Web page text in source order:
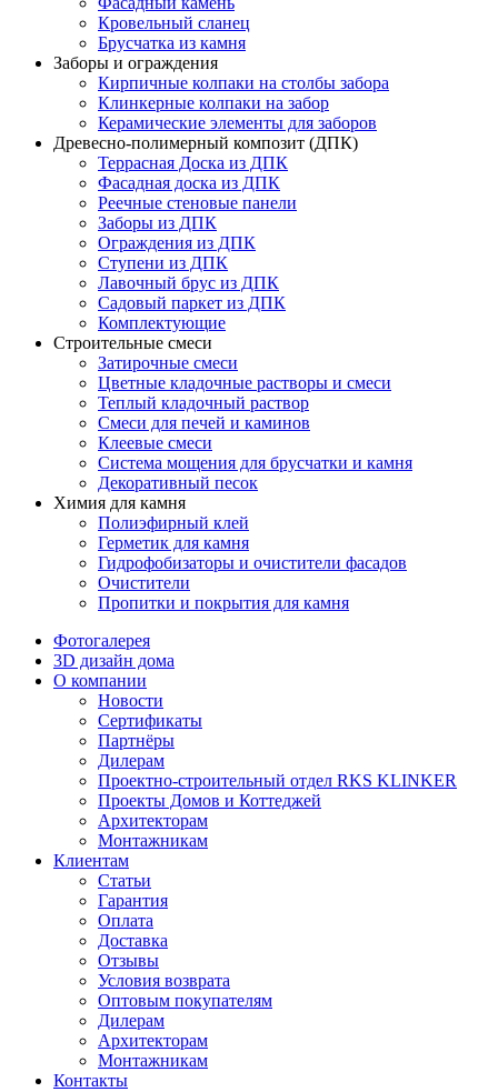
Кровельный сланец
Брусчатка из камня
Заборы и ограждения
Кирпичные колпаки на столбы забора
Клинкерные колпаки на забор
Керамические элементы для заборов
Древесно-полимерный композит (ДПК)
Террасная Доска из ДПК
Фасадная доска из ДПК
Реечные стеновые панели
Заборы из ДПК
Ограждения из ДПК
Ступени из ДПК
Лавочный брус из ДПК
Садовый паркет из ДПК
Комплектующие
Строительные смеси
Затирочные смеси
Цветные кладочные растворы и смеси
Теплый кладочный раствор
Смеси для печей и каминов
Клеевые смеси
Система мощения для брусчатки и камня
Декоративный песок
Химия для камня
Полиэфирный клей
Герметик для камня
Гидрофобизаторы и очистители фасадов
Очистители
Пропитки и покрытия для камня
Фотогалерея
3D дизайн дома
О компании
Новости
Сертификаты
Партнёры
Дилерам
Проектно-строительный отдел RKS KLINKER
Проекты Домов и Коттеджей
Архитекторам
Монтажникам
Клиентам
Статьи
Гарантия
Оплата
Доставка
Отзывы
Условия возврата
Оптовым покупателям
Дилерам
Архитекторам
Монтажникам
Контакты